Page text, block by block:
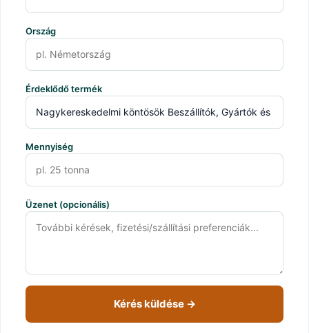
Ország
Érdeklődő termék
Mennyiség
Üzenet (opcionális)
Kérés küldése →